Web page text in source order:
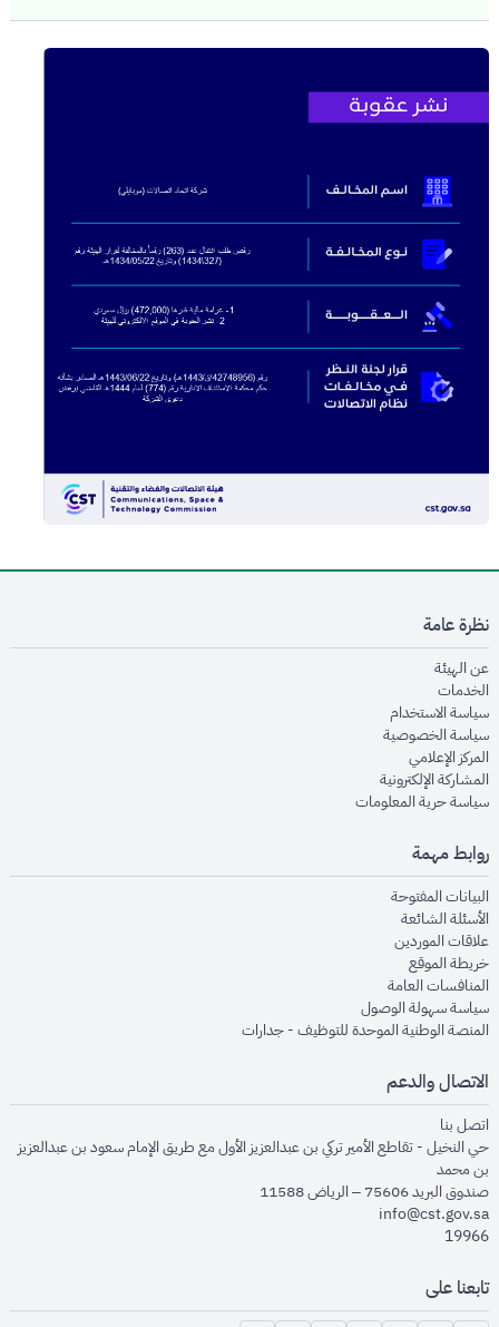
نظرة عامة
عن الهيئةopens in new window
الخدماتopens in new window
سياسة الاستخدام
سياسة الخصوصيةopens in new window
المركز الإعلاميopens in new window
المشاركة الإلكترونيةopens in new window
سياسة حرية المعلوماتopens in new window
روابط مهمة
البيانات المفتوحةopens in new window
الأسئلة الشائعةopens in new window
علاقات الموردينopens in new window
خريطة الموقعopens in new window
المنافسات العامةopens in new window
سياسة سهولة الوصولopens in new window
المنصة الوطنية الموحدة للتوظيف - جداراتopens in new window
الاتصال والدعم
اتصل بنا
حي النخيل - تقاطع الأمير تركي بن عبدالعزيز الأول مع طريق الإمام سعود بن عبدالعزيز
بن محمد
صندوق البريد 75606 – الرياض 11588
info@cst.gov.sa
19966
تابعنا على